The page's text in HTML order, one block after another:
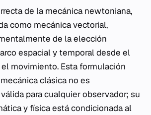
de la mecánica newtoniana,
como mecánica vectorial,
de la elección
espacial y temporal desde el
movimiento. Esta formulación
clásica no es
para cualquier observador; su
y física está condicionada al